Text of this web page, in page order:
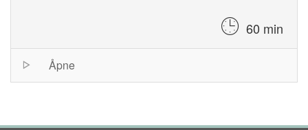
60 min
Åpne
Session